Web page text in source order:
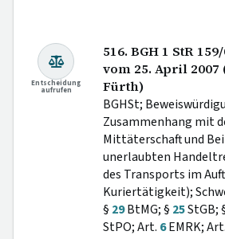
Entscheidung
aufrufen
516. BGH 1 StR
vom 25. April
Fürth)
BGHSt;
Zusammenhang mit
Mittäterschaft und
unerlaubten
des Transports im
Kuriertätigkeit);
§ 29BtMG; § 25StGB;
StPO; Art. 6EMRK; Art.